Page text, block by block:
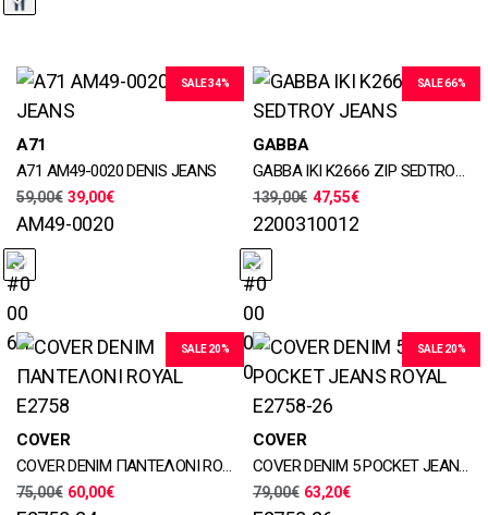
SALE 34%
Μεγέθη
38, 40, 42, 44, 46
Χρώματα
A71
A71 AM49-0020 DENIS JEANS
59,00€ 39,00€
AM49-0020
SALE 66%
Μεγέθη
Χρώματα
GABBA
GABBA IKI K2666 ZIP SEDTROY JEANS
139,00€ 47,55€
2200310012
SALE 20%
Μεγέθη
38, 40, 42
Χρώματα
COVER
COVER DENIM ΠΑΝΤΕΛΟΝΙ ROYAL E2758
75,00€ 60,00€
SALE 20%
Μεγέθη
40
Χρώματα
COVER
COVER DENIM 5 POCKET JEANS ROYAL E2758-26
79,00€ 63,20€